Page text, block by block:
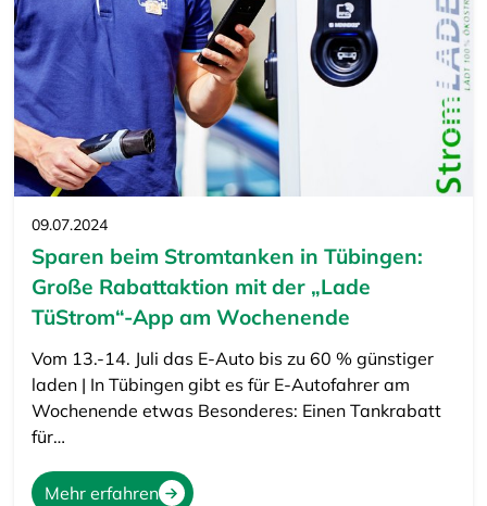
09.07.2024
Sparen beim Stromtanken in Tübingen:
Große Rabattaktion mit der „Lade
TüStrom“-App am Wochenende
Vom 13.-14. Juli das E-Auto bis zu 60 % günstiger
laden | In Tübingen gibt es für E-Autofahrer am
Wochenende etwas Besonderes: Einen Tankrabatt
für…
Mehr erfahren